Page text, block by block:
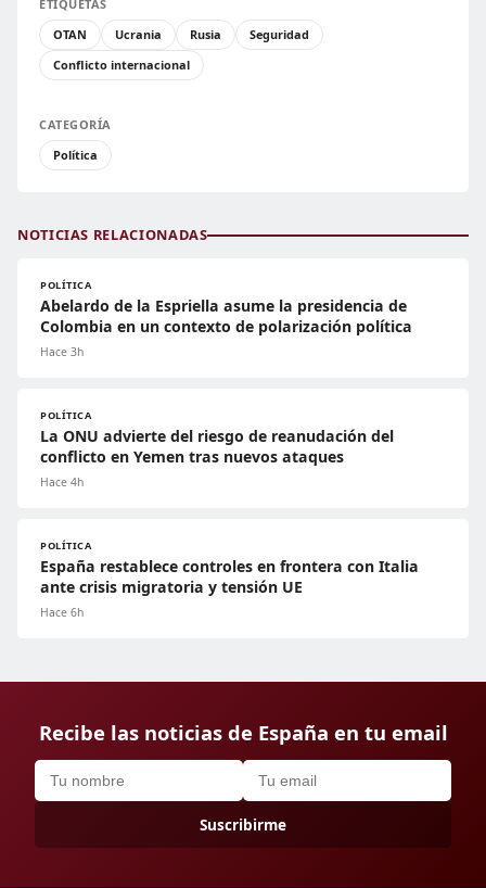
ETIQUETAS
OTAN
Ucrania Rusia
Seguridad
Conflicto internacional
CATEGORÍA
Política
NOTICIAS RELACIONADAS
POLÍTICA
Abelardo de la Espriella asume la presidencia de
Colombia en un contexto de polarización política
Hace 3h
POLÍTICA
La ONU advierte del riesgo de reanudación del
conflicto en Yemen tras nuevos ataques
Hace 4h
POLÍTICA
España restablece controles en frontera con Italia
ante crisis migratoria y tensión UE
Hace 6h
Recibe las noticias de España en tu email
Suscribirme